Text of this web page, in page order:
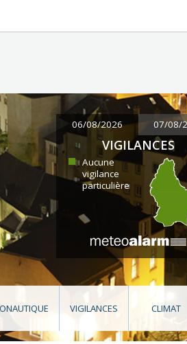
06/08/2026 07/08/
VIGILANCES
Aucune
vigilance
particulière
VIGILANCES CLIMAT